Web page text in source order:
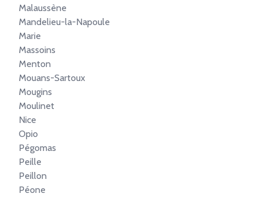
Malaussène
Mandelieu-la-Napoule
Marie
Massoins
Menton
Mouans-Sartoux
Mougins
Moulinet
Nice
Opio
Pégomas
Peille
Peillon
Péone